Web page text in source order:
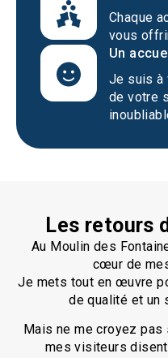
Chaque
vous
Un
Je suis à
de votre
Les retours
Au Moulin des
cœur de
Je mets tout en œuvre
de qualité et un
Mais ne me croyez pas
mes visiteurs